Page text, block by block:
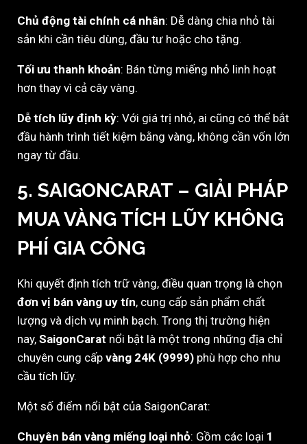
Chủ động tài chính cá nhân: Dễ dàng chia nhỏ tài
sản khi cần tiêu dùng, đầu tư hoặc cho tặng.
Tối ưu thanh khoản: Bán từng miếng nhỏ linh hoạt
hơn thay vì cả cây vàng.
Dễ tích lũy định kỳ: Với giá trị nhỏ, ai cũng có thể bắt
đầu hành trình tiết kiệm bằng vàng, không cần vốn lớn
ngay từ đầu.
5. SAIGONCARAT – GIẢI PHÁP
MUA VÀNG TÍCH LŨY KHÔNG
PHÍ GIA CÔNG
Khi quyết định tích trữ vàng, điều quan trọng là chọn
đơn vị bán vàng uy tín, cung cấp sản phẩm chất
lượng và dịch vụ minh bạch. Trong thị trường hiện
nay, SaigonCarat nổi bật là một trong những địa chỉ
chuyên cung cấp vàng 24K (9999) phù hợp cho nhu
cầu tích lũy.
Một số điểm nổi bật của SaigonCarat:
Chuyên bán vàng miếng loại nhỏ: Gồm các loại 1